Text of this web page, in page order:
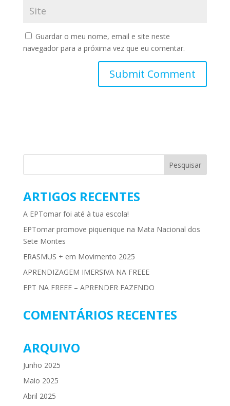
Guardar o meu nome, email e site neste
navegador para a próxima vez que eu comentar.
ARTIGOS RECENTES
A EPTomar foi até à tua escola!
EPTomar promove piquenique na Mata Nacional dos
Sete Montes
ERASMUS + em Movimento 2025
APRENDIZAGEM IMERSIVA NA FREEE
EPT NA FREEE – APRENDER FAZENDO
COMENTÁRIOS RECENTES
ARQUIVO
Junho 2025
Maio 2025
Abril 2025